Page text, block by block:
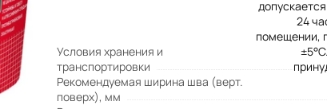
Условия хранения и
транспортировки
24
помещении,
Рекомендуемая ширина шва (верт.
поверх), мм